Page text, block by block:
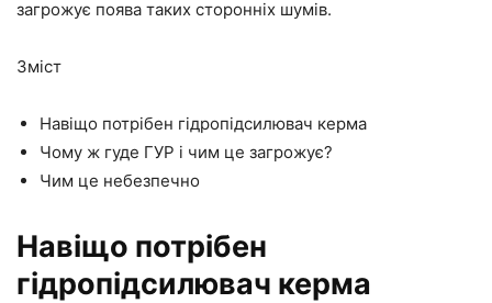
загрожує поява таких сторонніх шумів.
Зміст
Навіщо потрібен гідропідсилювач керма
Чому ж гуде ГУР і чим це загрожує?
Чим це небезпечно
Навіщо потрібен
гідропідсилювач керма